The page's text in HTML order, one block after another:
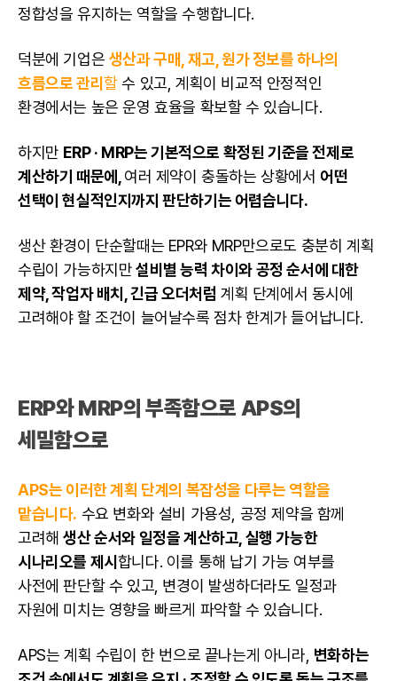
정합성을 유지하는 역할을 수행합니다.
덕분에 기업은 생산과 구매, 재고, 원가 정보를 하나의
흐름으로 관리할수 있고, 계획이 비교적 안정적인
환경에서는 높은 운영 효율을 확보할 수 있습니다.
하지만 ERP · MRP는 기본적으로 확정된 기준을 전제로
계산하기 때문에, 여러 제약이 충돌하는 상황에서어떤
선택이 현실적인지까지 판단하기는 어렵습니다.
생산 환경이 단순할때는 EPR와 MRP만으로도 충분히 계획
수립이 가능하지만설비별 능력 차이와 공정 순서에 대한
제약, 작업자 배치, 긴급 오더처럼 계획 단계에서 동시에
고려해야 할 조건이 늘어날수록 점차 한계가 들어납니다.
ERP와 MRP의 부족함으로 APS의
세밀함으로
APS는 이러한 계획 단계의 복잡성을 다루는 역할을
맡습니다. 수요 변화와 설비 가용성, 공정 제약을 함께
고려해생산 순서와 일정을 계산하고, 실행 가능한
시나리오를 제시합니다. 이를 통해 납기 가능 여부를
사전에 판단할 수 있고, 변경이 발생하더라도 일정과
자원에 미치는 영향을 빠르게 파악할 수 있습니다.
APS는 계획 수립이 한 번으로 끝나는게 아니라, 변화하는